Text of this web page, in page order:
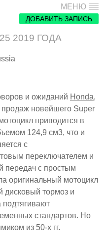
МЕНЮ
ДОБАВИТЬ ЗАПИСЬ
2019 ГОДА
и ожиданий Honda,
продаж новейшего Super
приводится в
124,9 см3, что и
с
переключателем и
передач с простым
оригинальный мотоцикл
дисковый тормоз и
подтягивают
стандартов. Но
из 50-х гг.